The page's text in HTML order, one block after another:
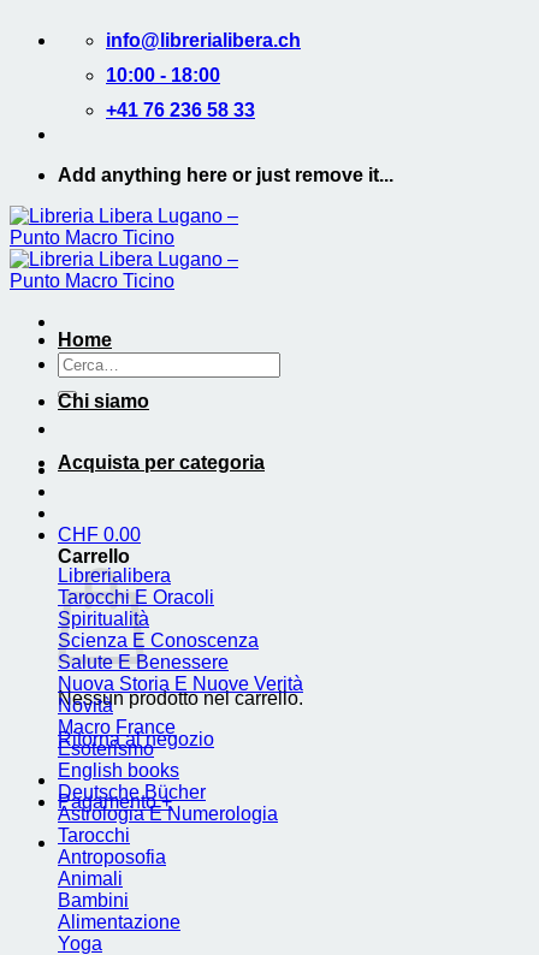
contenuti
info@librerialibera.ch
10:00 - 18:00
+41 76 236 58 33
Add anything here or just remove it...
Cerca:
CHF 0.00
Carrello
Nessun prodotto nel carrello.
Ritorna al negozio
Pagamento +
Home
Chi siamo
Acquista per categoria
Librerialibera
Tarocchi E Oracoli
Spiritualità
Scienza E Conoscenza
Salute E Benessere
Nuova Storia E Nuove Verità
Novità
Macro France
Esoterismo
English books
Deutsche Bücher
Astrologia E Numerologia
Tarocchi
Antroposofia
Animali
Bambini
Alimentazione
Yoga